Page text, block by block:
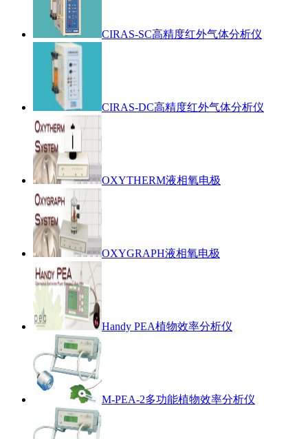
CIRAS-SC高精度红外气体分析仪
CIRAS-DC高精度红外气体分析仪
OXYTHERM液相氧电极
OXYGRAPH液相氧电极
Handy PEA植物效率分析仪
M-PEA-2多功能植物效率分析仪